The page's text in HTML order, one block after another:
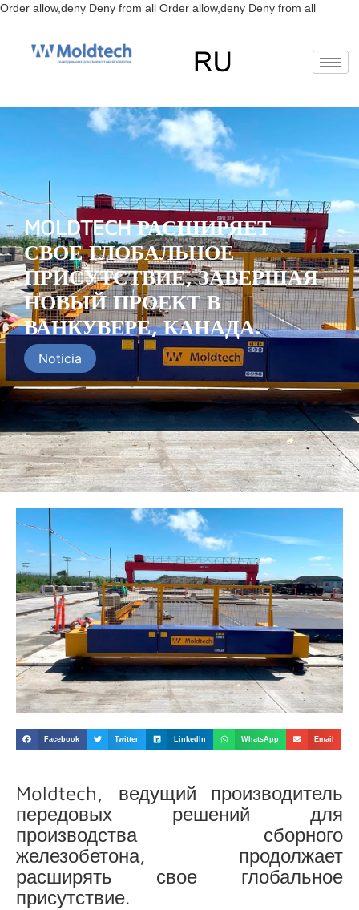
Order allow,deny Deny from all Order allow,deny Deny from allПерейти
RU
ES
MOLDTECH РАСШИРЯЕТ
СВОЕ ГЛОБАЛЬНОЕ
ПРИСУТСТВИЕ, ЗАВЕРШАЯ
НОВЫЙ ПРОЕКТ В
ВАНКУВЕРЕ, КАНАДА.
Noticia
Facebook Twitter LinkedIn WhatsApp Email
Moldtech, ведущий производитель
передовых решений для
производства сборного
железобетона, продолжает
расширять свое глобальное
присутствие.